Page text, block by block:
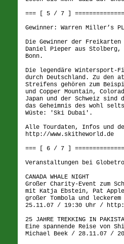
=== [ 5 / 7 ]
Gewinner: Warren Miller’s
Die Gewinner der
Daniel Pieper aus Stolberg,
Bonn.
Die legendäre Wintersport-
durch Deutschland. Zu den
Streifens gehören zum
und Copper Mountain,
Japan und der Schweiz
das Geheimnis des wohl
Wüste: 'Ski Dubai'.
Alle Tourdaten, Infos und
http://www.skitheworld.de
=== [ 6 / 7 ]
Veranstaltungen bei
CANADA WHALE NIGHT
Großer Charity-Event zum
mit Katja Ebstein, Pat
großer Tombola und leckerem
25.11.07 / 19:30 Uhr /
25 JAHRE TREKKING IN
Eine spannende Reise von
Michael Beek / 28.11.07 /